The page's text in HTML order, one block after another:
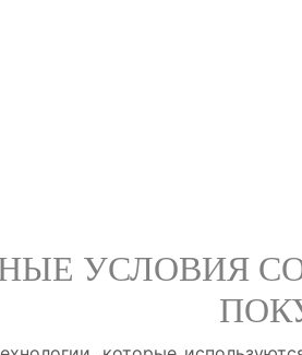
УСЛОВИЯ